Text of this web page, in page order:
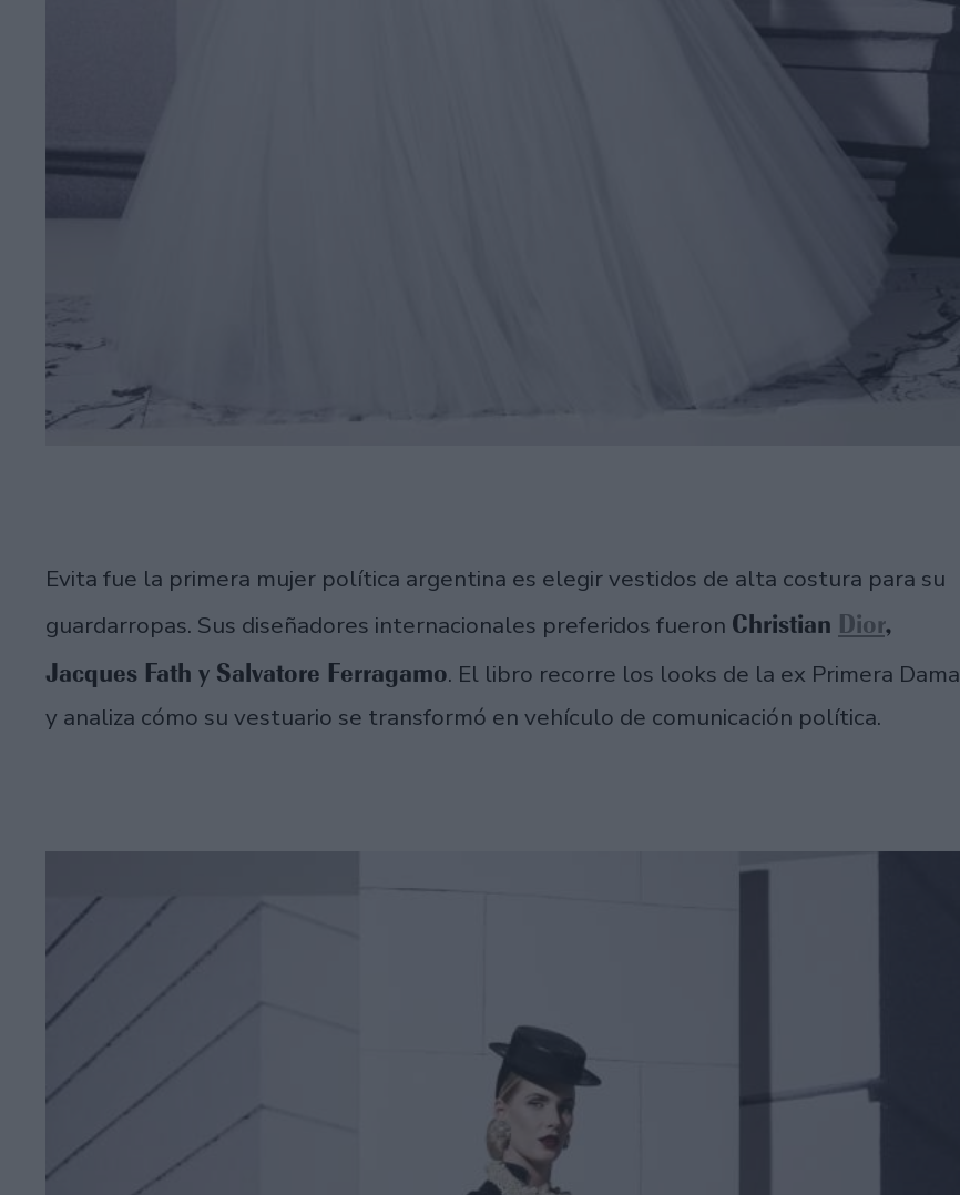
Evita fue la primera mujer política argentina es elegir vestidos de alta costura para su
guardarropas. Sus diseñadores internacionales preferidos fueron Christian Dior,
Jacques Fath y Salvatore Ferragamo. El libro recorre los looks de la ex Primera Dama
y analiza cómo su vestuario se transformó en vehículo de comunicación política.